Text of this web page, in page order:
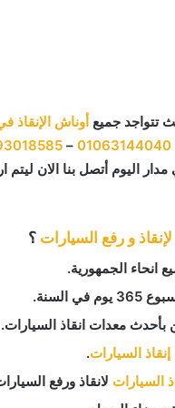
تتواجد جميع أوناش الإنقاذ
01063144040
–
اليوم أتصل بنا الان ليتم
و رفع السيارات ؟
انحاء الجمهورية.
بأحدث معدات انقاذ السيارات.
إنقاذ السيارات.
السيارات لانقاذ ورفع